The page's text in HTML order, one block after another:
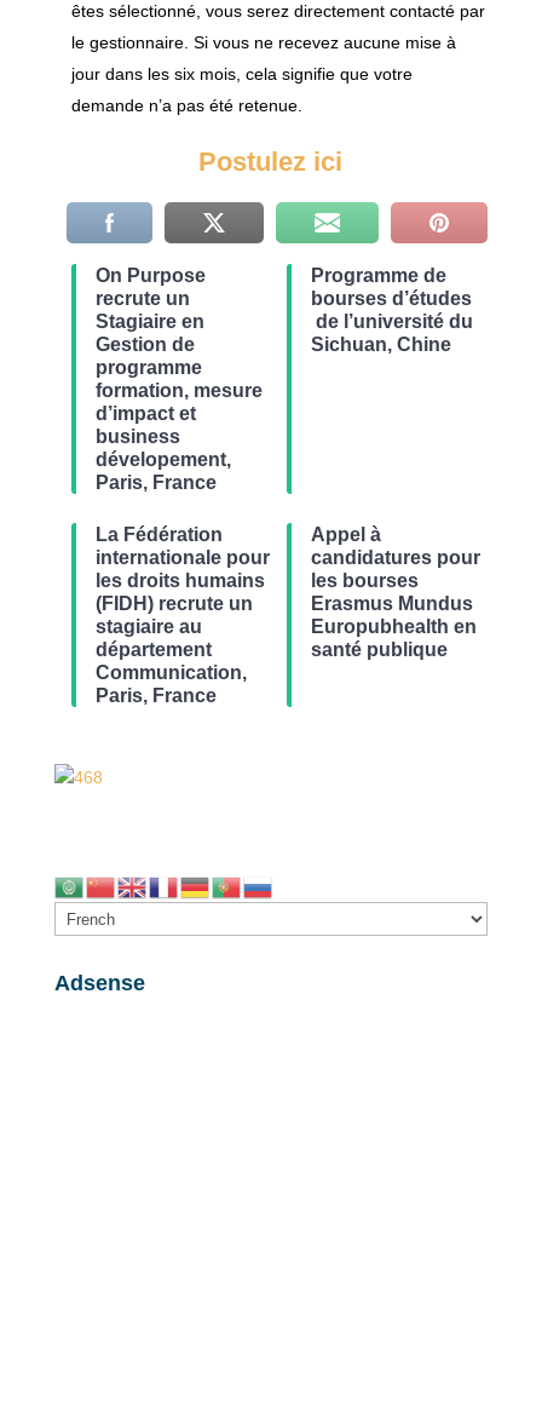
êtes sélectionné, vous serez directement contacté par
le gestionnaire. Si vous ne recevez aucune mise à
jour dans les six mois, cela signifie que votre
demande n’a pas été retenue.
Postulez ici
On Purpose
recrute un
Stagiaire en
Gestion de
programme
formation, mesure
d’impact et
business
dévelopement,
Paris, France
Programme de
bourses d’études
de l’université du
Sichuan, Chine
La Fédération
internationale pour
les droits humains
(FIDH) recrute un
stagiaire au
département
Communication,
Paris, France
Appel à
candidatures pour
les bourses
Erasmus Mundus
Europubhealth en
santé publique
Adsense